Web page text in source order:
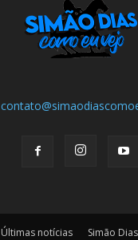
Últimas notícias Simão